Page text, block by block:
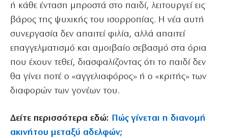
ή κάθε ένταση μπροστά στο παιδί, λειτουργεί εις
βάρος της ψυχικής του ισορροπίας. Η νέα αυτή
συνεργασία δεν απαιτεί φιλία, αλλά απαιτεί
επαγγελματισμό και αμοιβαίο σεβασμό στα όρια
που έχουν τεθεί, διασφαλίζοντας ότι το παιδί δεν
θα γίνει ποτέ ο «αγγελιαφόρος» ή ο «κριτής» των
διαφορών των γονέων του.
Δείτε περισσότερα εδώ: Πώς γίνεται η διανομή
ακινήτου μεταξύ αδελφών;